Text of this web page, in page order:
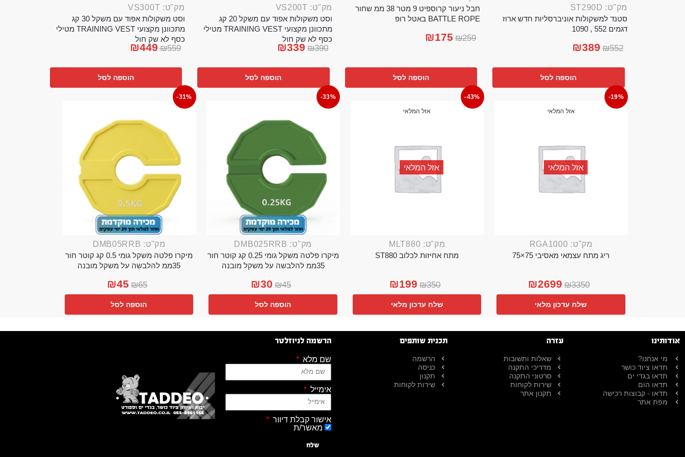
מק"ט: ST290D
סטנד למשקולות אוניברסליות חדש ארוז
דגמים 552 , 1090
₪552
₪389
הוספה לסל
חבל ניעור קרוספיט 9 מטר 38 ממ שחור
BATTLE ROPE באטל רופ
₪259
₪175
הוספה לסל
מק"ט: VS200T
וסט משקולות אפוד עם משקל 20 קג
מתכוונן מקצועי TRAINING VEST מטילי
כסף לא שק חול
₪390
₪339
הוספה לסל
מק"ט: VS300T
וסט משקולות אפוד עם משקל 30 קג
מתכוונן מקצועי TRAINING VEST מטילי
כסף לא שק חול
₪559
₪449
הוספה לסל
-19%
אזל המלאי
אזל המלאי
מק"ט: RGA1000
ריג מתח עצמאי מאסיבי 75×75
₪3350
₪2699
שלח עדכון מלאי
-43%
אזל המלאי
אזל המלאי
מק"ט: MLT880
מתח אחיזות לכלוב ST880
₪350
₪199
שלח עדכון מלאי
-33%
מק"ט: DMB025RRB
מיקרו פלטה משקל גומי 0.25 קג קוטר חור
35ממ להלבשה על משקל מובנה
₪45
₪30
הוספה לסל
-31%
מק"ט: DMB05RRB
מיקרו פלטה משקל גומי 0.5 קג קוטר חור
35ממ להלבשה על משקל מובנה
₪65
₪45
הוספה לסל
אודותינו
מי אנחנו?
תדאו ציוד כושר
תדאו בגדי ים
תדאו הום
תדאו - קבוצות רכישה
מפת אתר
עזרה
שאלות ותשובות
מדריכי התקנה
סרטוני התקנה
שירות לקוחות
תקנון אתר
תכנית שותפים
הרשמה
כניסה
תקנון
שירות לקוחות
הרשמה לניוזלטר
שם מלא
אימייל
אישור קבלת דיוור
מאשר/ת
שלח